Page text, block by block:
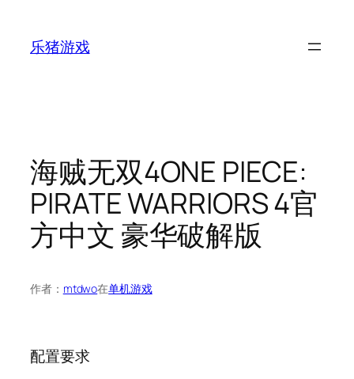
乐猪游戏
海贼无双4ONE PIECE:
PIRATE WARRIORS 4官
方中文 豪华破解版
作者： mtdwo在单机游戏
配置要求